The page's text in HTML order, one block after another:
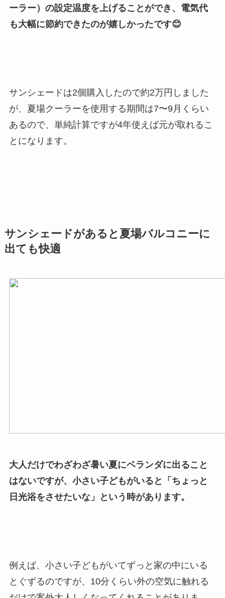
ーラー）の設定温度を上げることができ、電気代
も大幅に節約できたのが嬉しかったです😊
サンシェードは2個購入したので約2万円しました
が、夏場クーラーを使用する期間は7〜9月くらい
あるので、単純計算ですが4年使えば元が取れるこ
とになります。
サンシェードがあると夏場バルコニーに
出ても快適
大人だけでわざわざ暑い夏にベランダに出ること
はないですが、小さい子どもがいると「ちょっと
日光浴をさせたいな」という時があります。
例えば、小さい子どもがいてずっと家の中にいる
とぐずるのですが、10分くらい外の空気に触れる